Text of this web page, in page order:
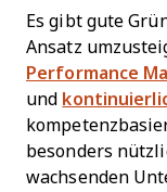
Es gibt gute
Ansatz
Performance
und
besonders
wachsenden